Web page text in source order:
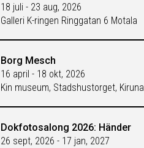
18 juli - 23 aug, 2026
Galleri K-ringen Ringgatan 6 Motala
Borg Mesch
16 april - 18 okt, 2026
Kin museum, Stadshustorget, Kiruna
Dokfotosalong 2026: Händer
26 sept, 2026 - 17 jan, 2027